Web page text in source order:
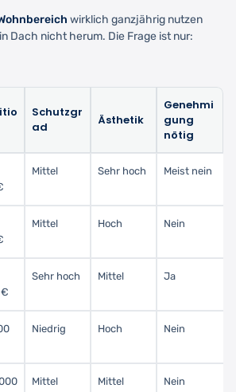
wirklich ganzjährig nutzen
Dach nicht herum. Die Frage ist nur:
Schutzgr
ad
Ästhetik
Genehmi
gung
nötig
Mittel Sehr hoch Meist nein
Mittel Hoch Nein
€
Sehr hoch Mittel Ja
Niedrig Hoch Nein
Mittel Mittel Nein